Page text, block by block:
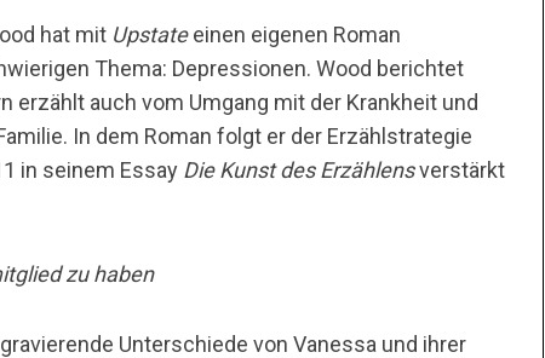
hat mit Upstateeinen eigenen Roman
Thema: Depressionen. Wood berichtet
erzählt auch vom Umgang mit der Krankheit und
In dem Roman folgt er der Erzählstrategie
in seinem Essay Die Kunst des Erzählensverstärkt
zu haben
Unterschiede von Vanessa und ihrer